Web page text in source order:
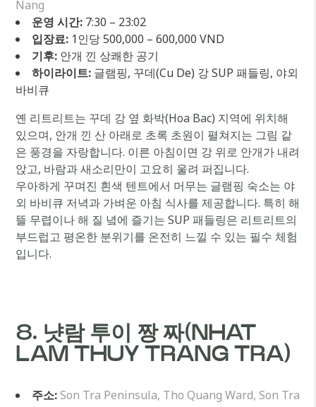
Nang
운영 시간: 7:30 – 23:02
입장료: 1인당 500,000 – 600,000 VND
기후: 안개 낀 상쾌한 공기
하이라이트: 글램핑, 꾸데(Cu De) 강 SUP 패들링, 야외
바비큐
옌 리트리트는 꾸데 강 옆 화박(Hoa Bac) 지역에 위치해
있으며, 안개 낀 산 아래로 초록 초원이 펼쳐지는 그림 같
은 풍경을 자랑합니다. 이른 아침이면 강 위로 안개가 내려
앉고, 바람과 새소리만이 고요히 울려 퍼집니다.
우아하게 꾸며진 흰색 텐트에서 머무는 글램핑 숙소는 야
외 바비큐 저녁과 가벼운 아침 식사를 제공합니다. 특히 해
뜰 무렵이나 해 질 녘에 즐기는 SUP 패들링은 리트리트의
부드럽고 평온한 분위기를 온전히 느낄 수 있는 필수 체험
입니다.
8. 냣람 투이 짱 짜(NHAT
LAM THUY TRANG TRA)
주소:Son Tra Peninsula, Tho Quang Ward, Son Tra